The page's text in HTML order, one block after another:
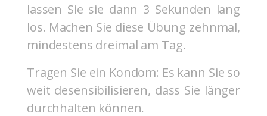
lassen Sie sie dann 3 Sekunden lang
los. Machen Sie diese Übung zehnmal,
mindestens dreimal am Tag.
Tragen Sie ein Kondom: Es kann Sie so
weit desensibilisieren, dass Sie länger
durchhalten können.